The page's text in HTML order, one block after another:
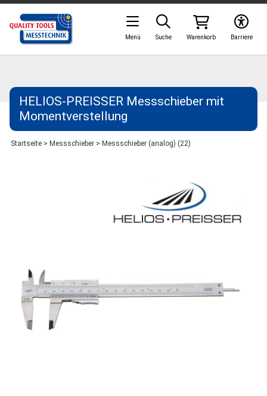
HELIOS-PREISSER Messschieber mit
Momentverstellung
Startseite > Messschieber > Messschieber (analog) (22)
Barriere
Warenkorb
Suche
Menü